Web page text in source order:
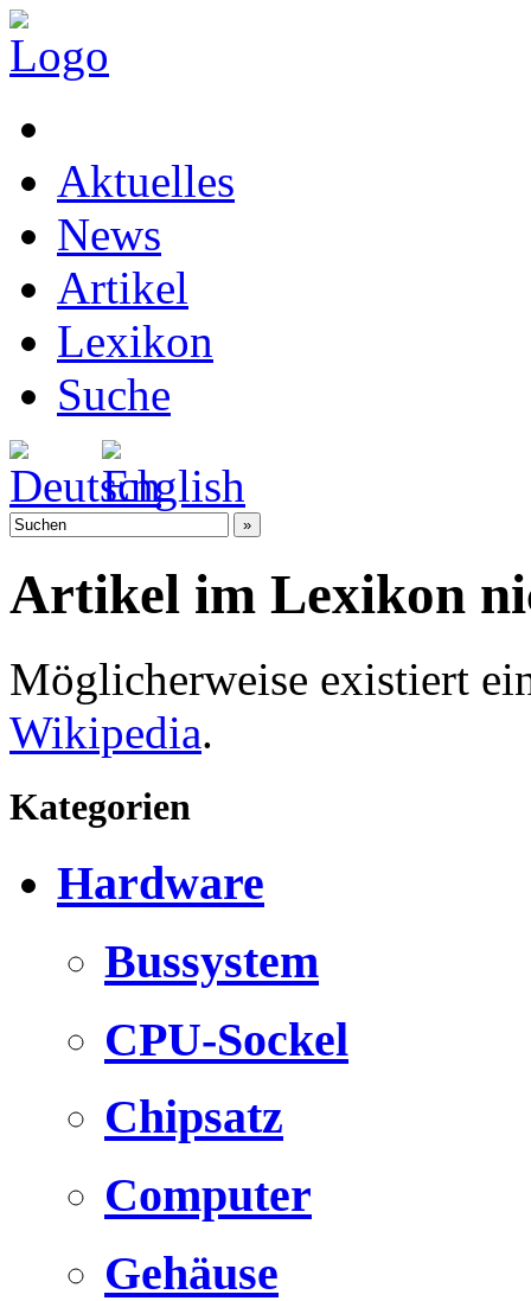
Aktuelles
News
Artikel
Lexikon
Suche
Artikel im Lexikon
Möglicherweise existiert
Wikipedia.
Kategorien
Hardware
Bussystem
CPU-Sockel
Chipsatz
Computer
Gehäuse